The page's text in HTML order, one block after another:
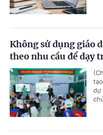
Không sử dụng giáo
theo nhu cầu để dạy
dự